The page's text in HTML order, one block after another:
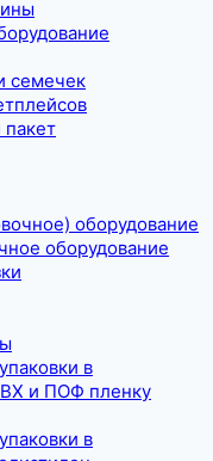
семечек
пакет
оборудование
оборудование
в
и ПОФ пленку
в